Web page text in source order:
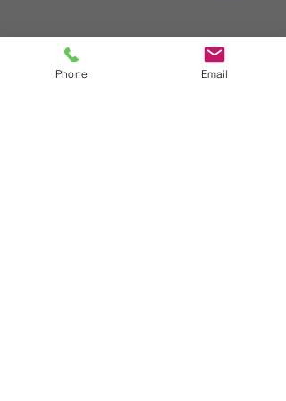
Phone Email